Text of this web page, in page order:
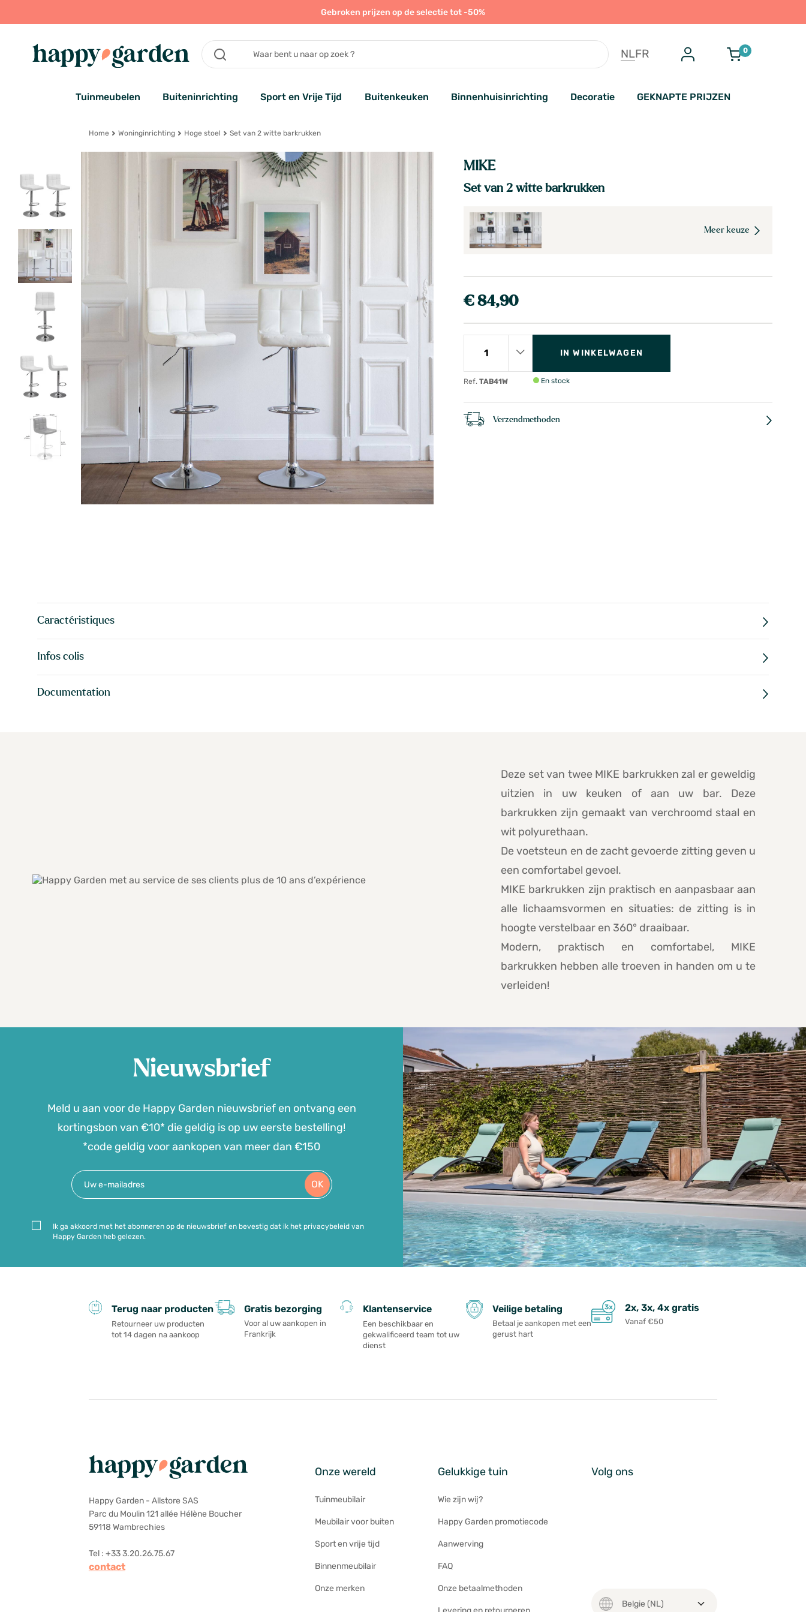
Gebroken prijzen op de selectie tot -50%
NLFR 0
Tuinmeubelen Buiteninrichting Sport en Vrije Tijd Buitenkeuken Binnenhuisinrichting Decoratie GEKNAPTE PRIJZEN
Home Woninginrichting Hoge stoel Set van 2 witte barkrukken
MIKE
Set van 2 witte barkrukken
Meer keuze
€ 84,90
Ref.TAB41W
IN WINKELWAGEN
En stock
Verzendmethoden
Caractéristiques
Infos colis
Documentation
Deze set van twee MIKE barkrukken zal er geweldig
uitzien in uw keuken of aan uw bar. Deze
barkrukken zijn gemaakt van verchroomd staal en
wit polyurethaan.
De voetsteun en de zacht gevoerde zitting geven u
een comfortabel gevoel.
MIKE barkrukken zijn praktisch en aanpasbaar aan
alle lichaamsvormen en situaties: de zitting is in
hoogte verstelbaar en 360° draaibaar.
Modern, praktisch en comfortabel, MIKE
barkrukken hebben alle troeven in handen om u te
verleiden!
Nieuwsbrief
Meld u aan voor de Happy Garden nieuwsbrief en ontvang een
kortingsbon van €10* die geldig is op uw eerste bestelling!
*code geldig voor aankopen van meer dan €150
OK
Ik ga akkoord met het abonneren op de nieuwsbrief en bevestig dat ik het privacybeleid van
Happy Garden heb gelezen.
Terug naar producten
Retourneer uw producten
tot 14 dagen na aankoop
Gratis bezorging
Voor al uw aankopen in
Frankrijk
Klantenservice
Een beschikbaar en
gekwalificeerd team tot uw
dienst
Veilige betaling
Betaal je aankopen met een
gerust hart
2x, 3x, 4x gratis
Vanaf €50
Happy Garden - Allstore SAS
Parc du Moulin 121 allée Hélène Boucher
59118 Wambrechies
Tel : +33 3.20.26.75.67
contact
Onze wereld
Tuinmeubilair
Meubilair voor buiten
Sport en vrije tijd
Binnenmeubilair
Onze merken
Gelukkige tuin
Wie zijn wij?
Happy Garden promotiecode
Aanwerving
FAQ
Onze betaalmethoden
Volg ons